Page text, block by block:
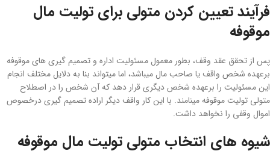
فرآیند تعیین کردن متولی برای تولیت مال
موقوفه
پس از تحقق عقد وقف، بطور معمول مسئولیت اداره و تصمیم­ گیری­ های موقوفه
برعهده­ شخص واقف یا صاحب مال می­باشد، اما می­تواند بنا به دلایل مختلف انجام
این مسئولیت را برعهده­ شخص دیگری قرار دهد که آن شخص را در اصطلاح
متولی تولیت موقوفه می­نامند. با این کار واقف دیگر اراده­ تصمیم ­گیری درخصوص
اموال وقفی را نخواهد داشت.
شیوه ­های انتخاب متولی تولیت مال موقوفه